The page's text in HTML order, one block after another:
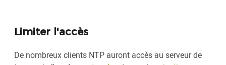
Limiter l'accès
De nombreux clients NTP auront accès au serveur de